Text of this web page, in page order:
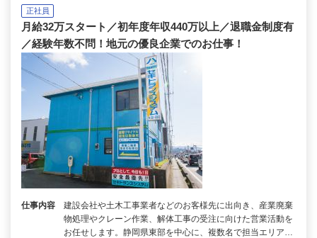
正社員
月給32万スタート／初年度年収440万以上／退職金制度有
／経験年数不問！地元の優良企業でのお仕事！
仕事内容
建設会社や土木工事業者などのお客様先に出向き、産業廃棄
物処理やクレーン作業、解体工事の受注に向けた営業活動を
お任せします。静岡県東部を中心に、複数名で担当エリア…